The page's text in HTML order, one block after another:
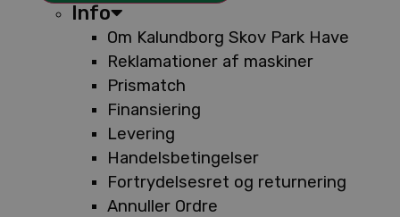
Info
Om Kalundborg Skov Park Have
Reklamationer af maskiner
Prismatch
Finansiering
Levering
Handelsbetingelser
Fortrydelsesret og returnering
Annuller Ordre